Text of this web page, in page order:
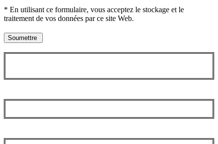
* En utilisant ce formulaire, vous acceptez le stockage et le
traitement de vos données par ce site Web.